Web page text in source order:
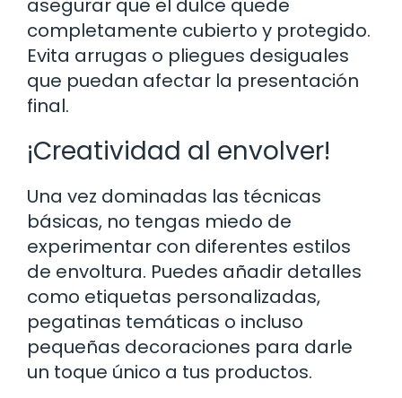
asegurar que el dulce quede
completamente cubierto y protegido.
Evita arrugas o pliegues desiguales
que puedan afectar la presentación
final.
¡Creatividad al envolver!
Una vez dominadas las técnicas
básicas, no tengas miedo de
experimentar con diferentes estilos
de envoltura. Puedes añadir detalles
como etiquetas personalizadas,
pegatinas temáticas o incluso
pequeñas decoraciones para darle
un toque único a tus productos.